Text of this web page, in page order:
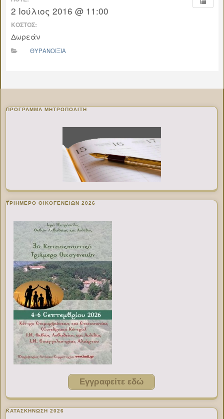
2 Ιούλιος 2016 @ 11:00
ΚΌΣΤΟΣ:
Δωρεάν
ΘΥΡΑΝΟΙΞΙΑ
ΠΡΌΓΡΑΜΜΑ ΜΗΤΡΟΠΟΛΊΤΗ
ΤΡΙΗΜΕΡΟ ΟΙΚΟΓΕΝΕΙΩΝ 2026
Εγγραφείτε εδώ
ΚΑΤΑΣΚΗΝΩΣΗ 2026